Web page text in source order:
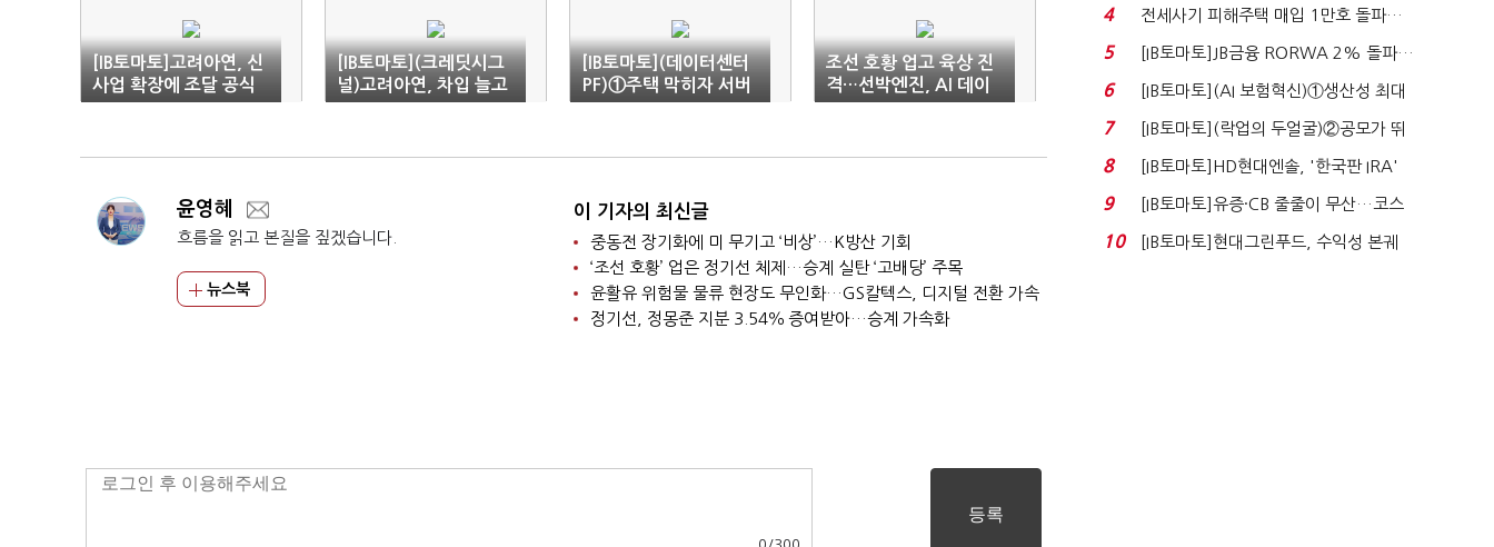
[IB토마토]고려아연, 신
사업 확장에 조달 공식
바뀐다…관건은 현금창
[IB토마토](크레딧시그
널)고려아연, 차입 늘고
투자 커져도…신용도 방
[IB토마토](데이터센터
PF)①주택 막히자 서버
실로…건설사 '디벨로
조선 호황 업고 육상 진
격…선박엔진, AI 데이
터센터 정조준
윤영혜
흐름을 읽고 본질을 짚겠습니다.
뉴스북
이 기자의 최신글
중동전 장기화에 미 무기고 ‘비상’…K방산 기회
‘조선 호황’ 업은 정기선 체제…승계 실탄 ‘고배당’ 주목
윤활유 위험물 물류 현장도 무인화…GS칼텍스, 디지털 전환 가속
정기선, 정몽준 지분 3.54％ 증여받아…승계 가속화
4
전세사기 피해주택 매입 1만호 돌파…
누적 피해자 4만2...
5
[IB토마토]JB금융 RORWA 2% 돌파…
실적 견인은 은행 ...
6
[IB토마토](AI 보험혁신)①생산성 최대
80% 개선…현실...
7
[IB토마토](락업의 두얼굴)②공모가 뛰
자 첫날 매도…FI ...
8
[IB토마토]HD현대엔솔, '한국판 IRA'
수혜 부상…세액공...
9
[IB토마토]유증·CB 줄줄이 무산…코스
닥 벌점 급증에 ...
10
[IB토마토]현대그린푸드, 수익성 본궤